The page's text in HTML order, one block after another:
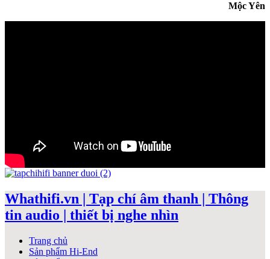
Mộc Yên
Whathifi.vn | Tạp chí âm thanh | Thông
tin audio | thiết bị nghe nhìn
Trang chủ
Sản phẩm Hi-End